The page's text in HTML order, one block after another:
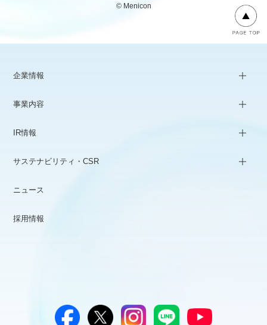
© Menicon
企業情報
事業内容
IR情報
サステナビリティ・CSR
ニュース
採用情報